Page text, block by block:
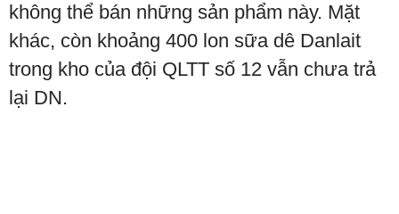
không thể bán những sản phẩm này. Mặt
khác, còn khoảng 400 lon sữa dê Danlait
trong kho của đội QLTT số 12 vẫn chưa trả
lại DN.